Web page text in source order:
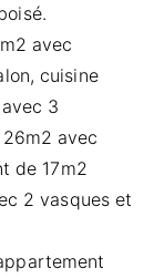
avec
cuisine
3
avec
de 17m2
2 vasques et